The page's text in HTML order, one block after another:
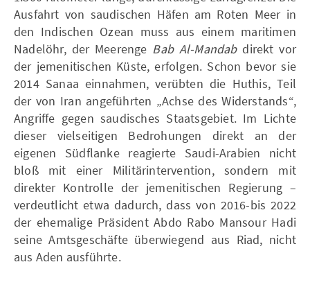
Ausfahrt von saudischen Häfen am Roten Meer in
den Indischen Ozean muss aus einem maritimen
Nadelöhr, der Meerenge Bab Al-Mandabdirekt vor
der jemenitischen Küste, erfolgen. Schon bevor sie
2014 Sanaa einnahmen, verübten die Huthis, Teil
der von Iran angeführten „Achse des Widerstands“,
Angriffe gegen saudisches Staatsgebiet. Im Lichte
dieser vielseitigen Bedrohungen direkt an der
eigenen Südflanke reagierte Saudi-Arabien nicht
bloß mit einer Militärintervention, sondern mit
direkter Kontrolle der jemenitischen Regierung –
verdeutlicht etwa dadurch, dass von 2016-bis 2022
der ehemalige Präsident Abdo Rabo Mansour Hadi
seine Amtsgeschäfte überwiegend aus Riad, nicht
aus Aden ausführte.